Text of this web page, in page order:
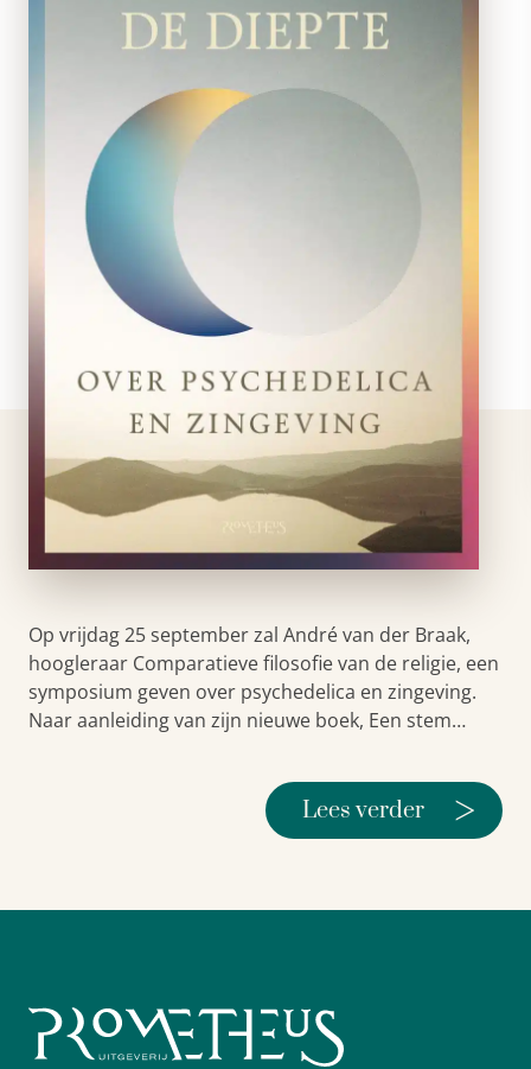
Op vrijdag 25 september zal André van der Braak,
hoogleraar Comparatieve filosofie van de religie, een
symposium geven over psychedelica en zingeving.
Naar aanleiding van zijn nieuwe boek, Een stem…
Lees verder >